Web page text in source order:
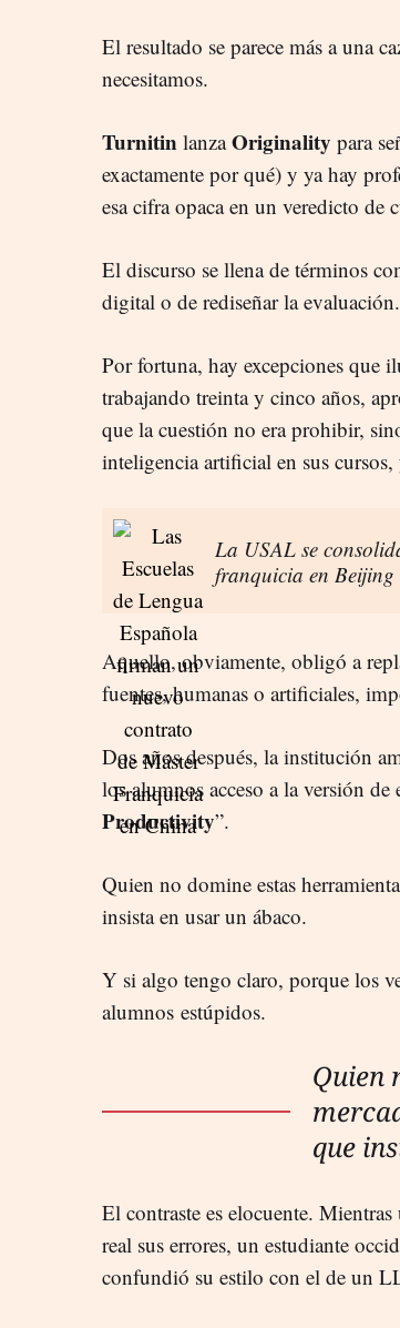
El resultado se parece más a una
necesitamos.
Turnitin lanzaOriginality para
exactamente por qué) y ya hay
esa cifra opaca en un veredicto de
El discurso se llena de términos
digital o de rediseñar la evaluación.
Por fortuna, hay excepciones que
trabajando treinta y cinco años,
que la cuestión no era prohibir,
inteligencia artificial en sus
La USAL se
franquicia en Beijing
Aquello, obviamente, obligó a
fuentes, humanas o artificiales,
Dos años después, la institución
los alumnos acceso a la versión de
Productivity”.
Quien no domine estas
insista en usar un ábaco.
Y si algo tengo claro, porque los
alumnos estúpidos.
Quien
que
El contraste es elocuente.
real sus errores, un estudiante
confundió su estilo con el de un